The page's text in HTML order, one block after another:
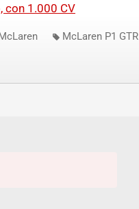
con 1.000 CV
McLaren McLaren P1 GTR